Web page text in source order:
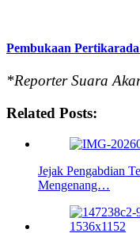
Pembukaan
*Reporter Suara
Related Posts:
Jejak Pengabdian
Mengenang…